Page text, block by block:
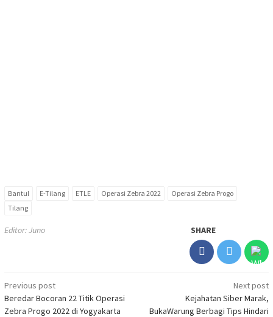
Bantul E-Tilang ETLE Operasi Zebra 2022
Operasi Zebra Progo
Tilang
Editor: Juno SHARE
Post
navigation
Previous post
Beredar Bocoran 22 Titik Operasi
Zebra Progo 2022 di Yogyakarta
Next post
Kejahatan Siber Marak,
BukaWarung Berbagi Tips Hindari